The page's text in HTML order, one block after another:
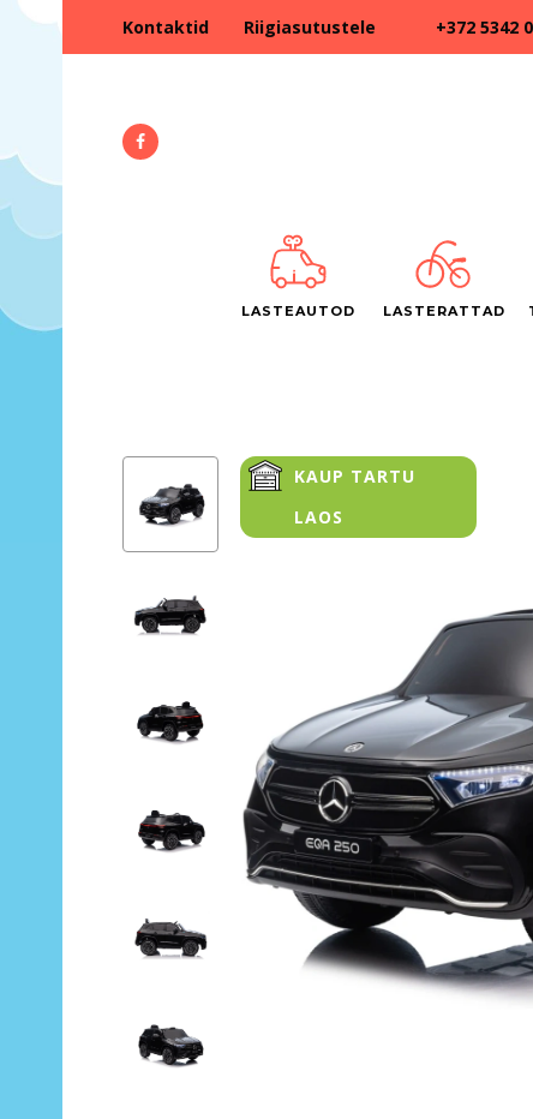
Kontaktid Riigiasutustele +372
LASTEAUTOD LASTERATTAD
KAUP TARTU
LAOS